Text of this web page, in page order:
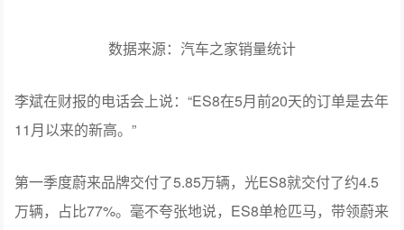
数据来源：汽车之家销量统计
李斌在财报的电话会上说：“ES8在5月前20天的订单是去年
11月以来的新高。”
第一季度蔚来品牌交付了5.85万辆，光ES8就交付了约4.5
万辆，占比77%。毫不夸张地说，ES8单枪匹马，带领蔚来